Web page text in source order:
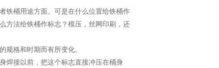
桶用途方面。可是在什么位置给铁桶作
方法给铁桶作标志？模压，丝网印刷，还
格和时期而有所变化。
接以前，把这个标志直接冲压在桶身